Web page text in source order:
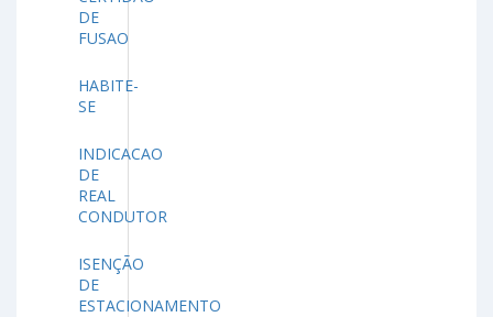
DE
FUSAO
HABITE-
SE
INDICACAO
DE
REAL
CONDUTOR
ISENÇÃO
DE
ESTACIONAMENTO